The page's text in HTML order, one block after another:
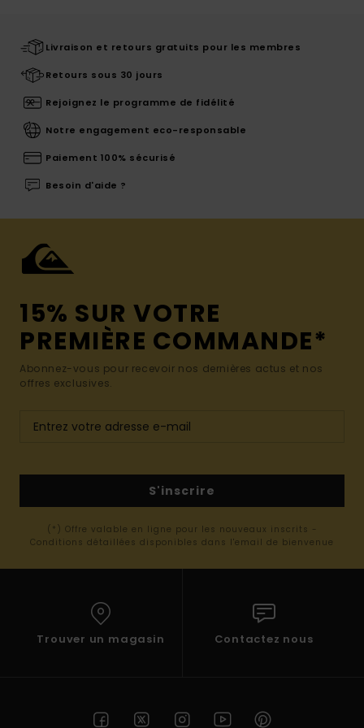
Livraison et retours gratuits pour les membres
Retours sous 30 jours
Rejoignez le programme de fidélité
Notre engagement eco-responsable
Paiement 100% sécurisé
Besoin d'aide ?
15% SUR VOTRE
PREMIÈRE COMMANDE*
Abonnez-vous pour recevoir nos dernières actus et nos
offres exclusives.
S'inscrire
(*) Offre valable en ligne pour les nouveaux inscrits -
Conditions détaillées disponibles dans l'email de bienvenue
Trouver un magasin Contactez nous